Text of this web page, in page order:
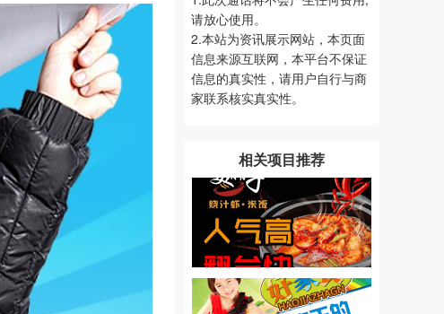
请放心使用。
2.本站为资讯展示网站，本页面
信息来源互联网，本平台不保证
信息的真实性，请用户自行与商
家联系核实真实性。
相关项目推荐